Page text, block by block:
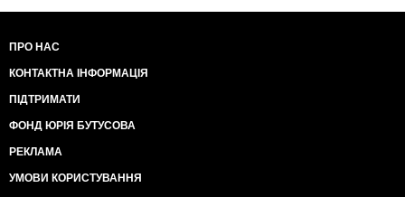
ПРО НАС
КОНТАКТНА ІНФОРМАЦІЯ
ПІДТРИМАТИ
ФОНД ЮРІЯ БУТУСОВА
РЕКЛАМА
УМОВИ КОРИСТУВАННЯ